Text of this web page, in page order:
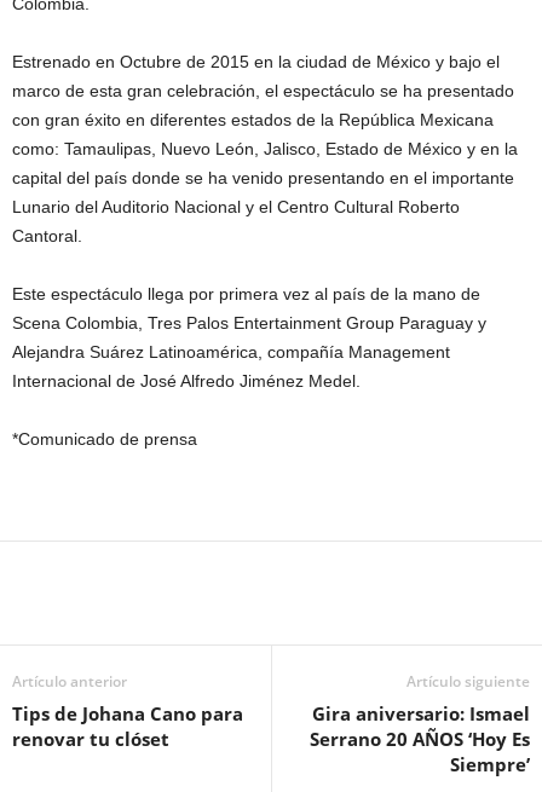
Estrenado en Octubre de 2015 en la ciudad de México y bajo el
marco de esta gran celebración, el espectáculo se ha presentado
con gran éxito en diferentes estados de la República Mexicana
como: Tamaulipas, Nuevo León, Jalisco, Estado de México y en la
capital del país donde se ha venido presentando en el importante
Lunario del Auditorio Nacional y el Centro Cultural Roberto
Cantoral.
Este espectáculo llega por primera vez al país de la mano de
Scena Colombia, Tres Palos Entertainment Group Paraguay y
Alejandra Suárez Latinoamérica, compañía Management
Internacional de José Alfredo Jiménez Medel.
*Comunicado de prensa
Artículo anterior
Tips de Johana Cano para
renovar tu clóset
Artículo siguiente
Gira aniversario: Ismael
Serrano 20 AÑOS ‘Hoy Es
Siempre’